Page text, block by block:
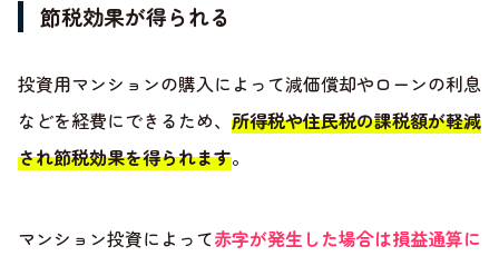
節税効果が得られる
投資用マンションの購入によって減価償却やローンの利息
などを経費にできるため、 所得税や住民税の課税額が軽減
され節税効果を得られます。
マンション投資によって赤字が発生した場合は損益通算に